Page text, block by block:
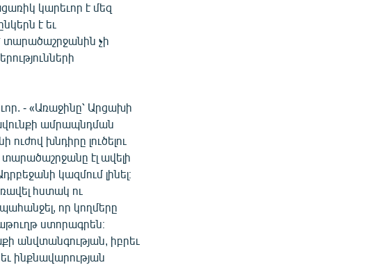
կարեւոր է մեզ
է եւ
տարածաշրջանին չի
- «Առաջինը՝ Արցախի
ամրապնդման
խնդիրը լուծելու
էլ ավելի
կազմում լինել։
հստակ ու
որ կողմերը
ստորագրեն։
անվտանգության, իբրեւ
ինքնավարության